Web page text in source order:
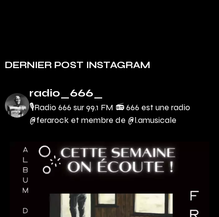
DERNIER POST INSTAGRAM
radio_666_
🎙Radio 666 sur 99.1 FM 📻666 est une radio
@ferarock et membre de @l.amusicale